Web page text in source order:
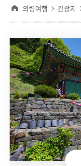
의령여행 관광지